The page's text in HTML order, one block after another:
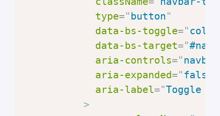
type="button"
data-bs-toggle="
data-bs-target="
aria-controls="
aria-expanded="false
aria-label="Toggle
>